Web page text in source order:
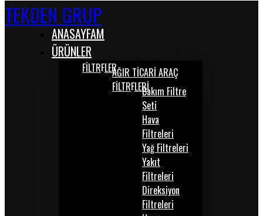
TEKDEN GRUP
ANASAYFAM
ÜRÜNLER
FİLTRELERAĞIR TİCARİ ARAÇ
FİLTRELERİBakım Filtre
Seti
Hava
Filtreleri
Yağ Filtreleri
Yakıt
Filtreleri
Direksiyon
Filtreleri